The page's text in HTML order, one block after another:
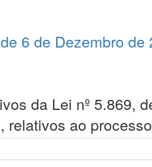
6 de Dezembro de
da Lei nº 5.869,
relativos ao